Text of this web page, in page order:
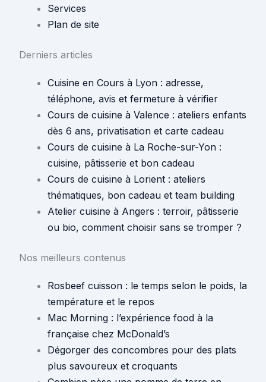
Services
Plan de site
Derniers articles
Cuisine en Cours à Lyon : adresse,
téléphone, avis et fermeture à vérifier
Cours de cuisine à Valence : ateliers enfants
dès 6 ans, privatisation et carte cadeau
Cours de cuisine à La Roche-sur-Yon :
cuisine, pâtisserie et bon cadeau
Cours de cuisine à Lorient : ateliers
thématiques, bon cadeau et team building
Atelier cuisine à Angers : terroir, pâtisserie
ou bio, comment choisir sans se tromper ?
Nos meilleurs contenus
Rosbeef cuisson : le temps selon le poids, la
température et le repos
Mac Morning : l’expérience food à la
française chez McDonald’s
Dégorger des concombres pour des plats
plus savoureux et croquants